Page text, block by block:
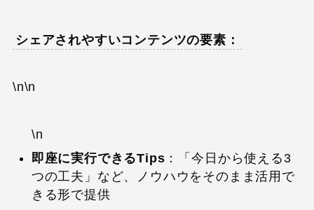
シェアされやすいコンテンツの要素：
\n\n
\n
即座に実行できるTips ：「今日から使える3
つの工夫」など、ノウハウをそのまま活用で
きる形で提供